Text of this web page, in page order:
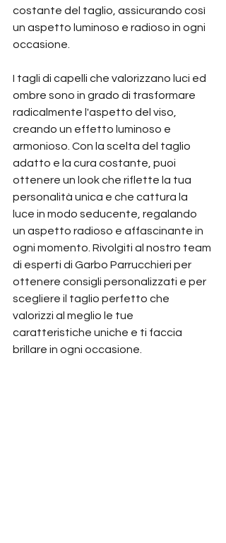
costante del taglio, assicurando così
un aspetto luminoso e radioso in ogni
occasione.
I tagli di capelli che valorizzano luci ed
ombre sono in grado di trasformare
radicalmente l'aspetto del viso,
creando un effetto luminoso e
armonioso. Con la scelta del taglio
adatto e la cura costante, puoi
ottenere un look che riflette la tua
personalità unica e che cattura la
luce in modo seducente, regalando
un aspetto radioso e affascinante in
ogni momento. Rivolgiti al nostro team
di esperti di Garbo Parrucchieri per
ottenere consigli personalizzati e per
scegliere il taglio perfetto che
valorizzi al meglio le tue
caratteristiche uniche e ti faccia
brillare in ogni occasione.